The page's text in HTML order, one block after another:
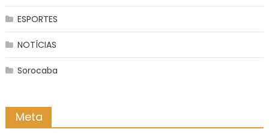
ESPORTES
NOTÍCIAS
Sorocaba
Meta